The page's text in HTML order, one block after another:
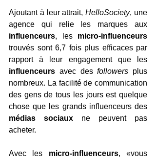
Ajoutant à leur attrait, HelloSociety, une
agence qui relie les marques aux
influenceurs, les micro-influenceurs
trouvés sont 6,7 fois plus efficaces par
influenceurs avec des followers plus
nombreux. La facilité de communication
des gens de tous les jours est quelque
médias sociaux ne peuvent pas
acheter.
Avec les micro-influenceurs, «vous